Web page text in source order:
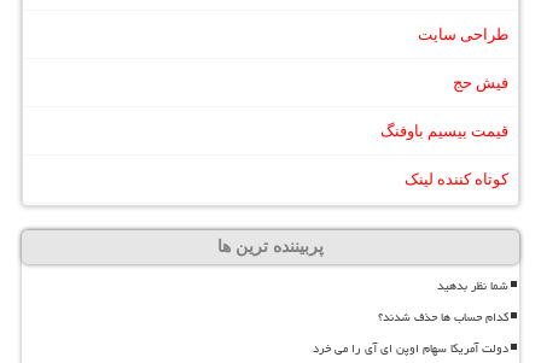
طراحی سایت
فیش حج
قیمت بیسیم باوفنگ
کوتاه کننده لینک
پربیننده ترین ها
شما نظر بدهید
کدام حساب ها حذف شدند؟
دولت آمریکا سهام اوپن ای آی را می خرد